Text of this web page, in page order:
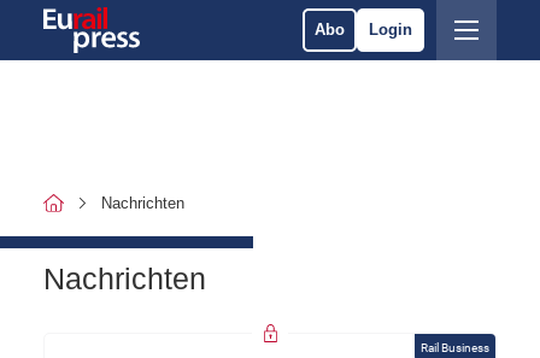
Abo Login
Nachrichten
Nachrichten
Rail Business